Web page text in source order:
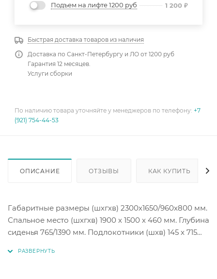
Подъем на лифте 1200 руб 1 200 ₽
Быстрая доставка товаров из наличия
Доставка по Санкт-Петербургу и ЛО от 1200 руб
Гарантия 12 месяцев.
Услуги сборки
По наличию товара уточняйте у менеджеров по телефону: +7
(921) 754-44-53
ОПИСАНИЕ ОТЗЫВЫ КАК КУПИТЬ
Габаритные размеры (шхгхв) 2300х1650/960х800 мм.
Спальное место (шхгхв) 1900 х 1500 х 460 мм. Глубина
сиденья 765/1390 мм. Подлокотники (шхв) 145 х 715